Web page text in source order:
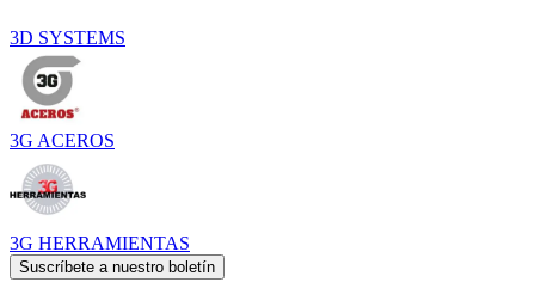
3D SYSTEMS
3G ACEROS
3G HERRAMIENTAS
Suscríbete a nuestro boletín